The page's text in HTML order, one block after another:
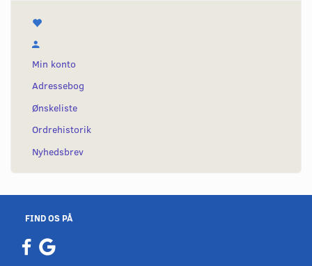
Min konto
Adressebog
Ønskeliste
Ordrehistorik
Nyhedsbrev
FIND OS PÅ